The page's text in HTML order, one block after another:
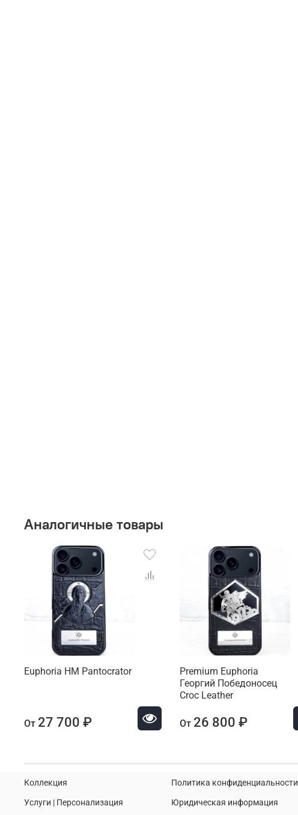
Аналогичные товары
Euphoria HM Pantocrator
От 27 700 ₽
Premium Euphoria
Георгий Победоносец
Croc Leather
От 26 800 ₽
Коллекция
Услуги | Персонализация
Политика конфиденциальности
Юридическая информация